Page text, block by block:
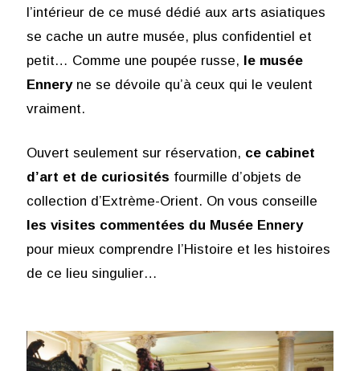
l’intérieur de ce musé dédié aux arts asiatiques
se cache un autre musée, plus confidentiel et
petit… Comme une poupée russe, le musée
Enneryne se dévoile qu’à ceux qui le veulent
vraiment.
Ouvert seulement sur réservation, ce cabinet
d’art et de curiosités fourmille d’objets de
collection d’Extrème-Orient. On vous conseille
les visites commentées du Musée Ennery
pour mieux comprendre l’Histoire et les histoires
de ce lieu singulier…